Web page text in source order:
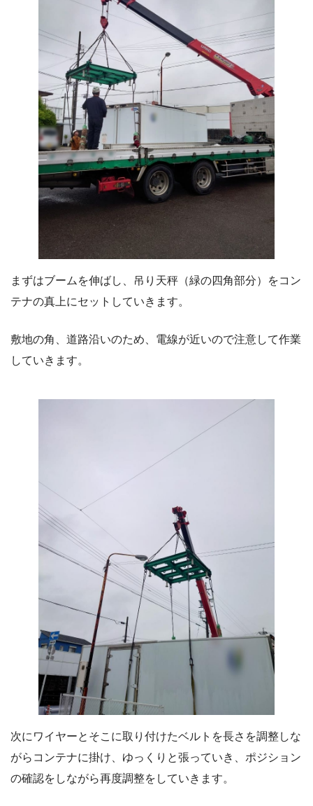
まずはブームを伸ばし、吊り天秤（緑の四角部分）をコン
テナの真上にセットしていきます。
敷地の角、道路沿いのため、電線が近いので注意して作業
していきます。
次にワイヤーとそこに取り付けたベルトを長さを調整しな
がらコンテナに掛け、ゆっくりと張っていき、ポジション
の確認をしながら再度調整をしていきます。